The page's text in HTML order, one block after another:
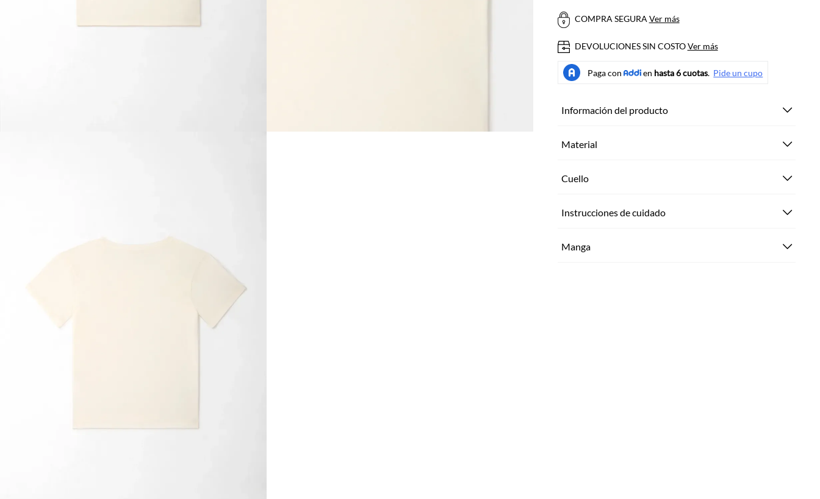
COMPRA SEGURA Ver más
DEVOLUCIONES SIN COSTOVer más
Información del producto
Material
Cuello
Instrucciones de cuidado
Manga